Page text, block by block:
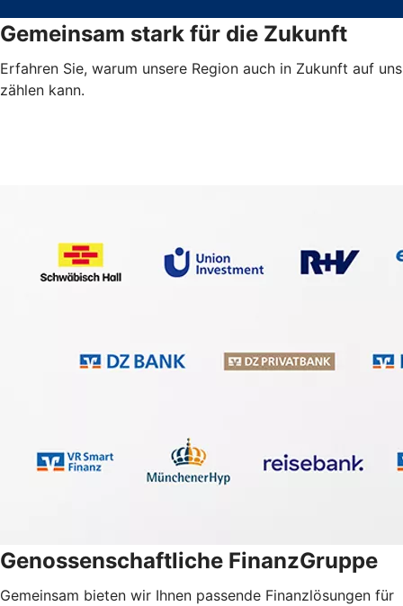
Gemeinsam stark für die Zukunft
Erfahren Sie, warum unsere Region auch in Zukunft auf uns
zählen kann.
Genossenschaftliche FinanzGruppe
Gemeinsam bieten wir Ihnen passende Finanzlösungen für